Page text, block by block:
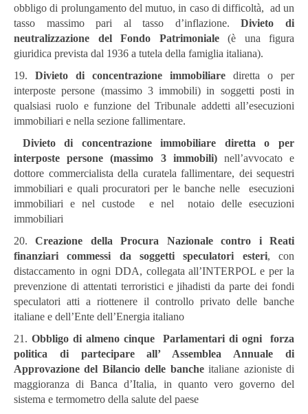
obbligo di prolungamento del mutuo, in caso di difficoltà, ad un
tasso massimo pari al tasso d’inflazione.Divieto di
neutralizzazione del Fondo Patrimoniale(è una figura
giuridica prevista dal 1936 a tutela della famiglia italiana).
19. Divieto di concentrazione immobiliare diretta o per
interposte persone (massimo 3 immobili) in soggetti posti in
qualsiasi ruolo e funzione del Tribunale addetti all’esecuzioni
immobiliari e nella sezione fallimentare.
Divieto di concentrazione immobiliare diretta o per
interposte persone
(massimo 3 immobili)nell’avvocato e
dottore commercialista della curatela fallimentare, dei sequestri
immobiliari e quali procuratori per le banche nelle esecuzioni
immobiliari e nel custode e nel notaio delle esecuzioni
immobiliari
20.Creazione della Procura Nazionale contro i Reati
finanziari
commessi da soggetti speculatori esteri, con
distaccamento in ogni DDA, collegata all’INTERPOL e per la
prevenzione di attentati terroristici e jihadisti da parte dei fondi
speculatori atti a riottenere il controllo privato delle banche
italiane e dell’Ente dell’Energia italiano
21. Obbligo di almeno cinque Parlamentari di ogni forza
politica di partecipare all’ Assemblea Annuale di
Approvazione del Bilancio delle bancheitaliane azioniste di
maggioranza di Banca d’Italia, in quanto vero governo del
sistema e termometro della salute del paese